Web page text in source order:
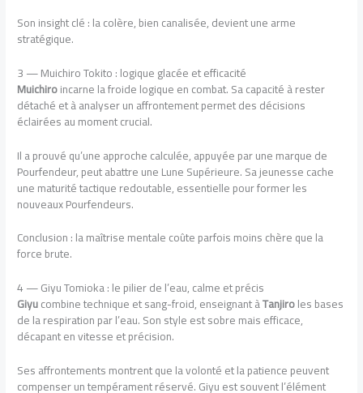
Son insight clé : la colère, bien canalisée, devient une arme
stratégique.
3 — Muichiro Tokito : logique glacée et efficacité
Muichiroincarne la froide logique en combat. Sa capacité à rester
détaché et à analyser un affrontement permet des décisions
éclairées au moment crucial.
Il a prouvé qu’une approche calculée, appuyée par une marque de
Pourfendeur, peut abattre une Lune Supérieure. Sa jeunesse cache
une maturité tactique redoutable, essentielle pour former les
nouveaux Pourfendeurs.
Conclusion : la maîtrise mentale coûte parfois moins chère que la
force brute.
4 — Giyu Tomioka : le pilier de l’eau, calme et précis
Giyucombine technique et sang-froid, enseignant àTanjiroles bases
de la respiration par l’eau. Son style est sobre mais efficace,
décapant en vitesse et précision.
Ses affrontements montrent que la volonté et la patience peuvent
compenser un tempérament réservé. Giyu est souvent l’élément